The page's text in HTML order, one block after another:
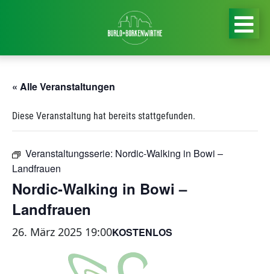
« Alle Veranstaltungen
Diese Veranstaltung hat bereits stattgefunden.
Veranstaltungsserie: Nordic-Walking in Bowi –
Landfrauen
Nordic-Walking in Bowi –
Landfrauen
26. März 2025 19:00KOSTENLOS